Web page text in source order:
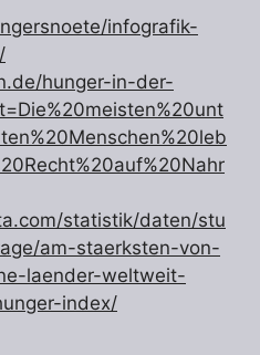
infografik-
hunger-in-der-
statistik/daten/stu
am-staerksten-von-
laender-weltweit-
index/